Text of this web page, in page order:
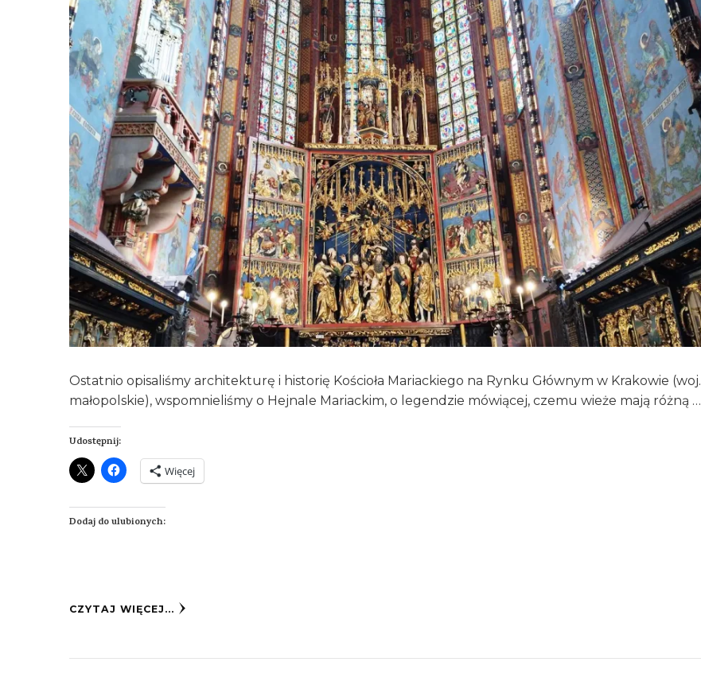
Ostatnio opisaliśmy architekturę i historię Kościoła Mariackiego na Rynku Głównym w Krakowie (woj.
małopolskie), wspomnieliśmy o Hejnale Mariackim, o legendzie mówiącej, czemu wieże mają różną …
Udostępnij:
Więcej
Dodaj do ulubionych:
CZYTAJ WIĘCEJ...